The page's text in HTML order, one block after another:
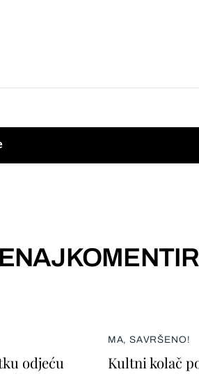
odjeću
MA, SAVRŠENO!
Kultni kolač